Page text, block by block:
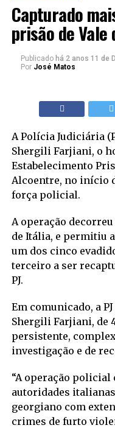
Capturado
prisão de Vale
Publicado há 2 anos 11 de
Por José Matos
A Polícia Judiciária
Shergili Farjiani, o
Estabelecimento
Alcoentre, no início
força policial.
A operação
de Itália, e permitiu
um dos cinco
terceiro a ser
PJ.
Em comunicado, a
Shergili Farjiani, de
persistente,
investigação e de
“A operação policial
autoridades
georgiano com
crimes de furto